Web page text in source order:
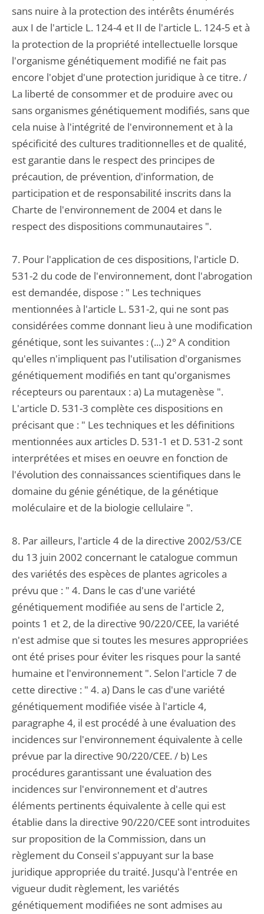
sans nuire à la protection des intérêts énumérés
aux I de l'article L. 124-4 et II de l'article L. 124-5 et à
la protection de la propriété intellectuelle lorsque
l'organisme génétiquement modifié ne fait pas
encore l'objet d'une protection juridique à ce titre. /
La liberté de consommer et de produire avec ou
sans organismes génétiquement modifiés, sans que
cela nuise à l'intégrité de l'environnement et à la
spécificité des cultures traditionnelles et de qualité,
est garantie dans le respect des principes de
précaution, de prévention, d'information, de
participation et de responsabilité inscrits dans la
Charte de l'environnement de 2004 et dans le
respect des dispositions communautaires ".
7. Pour l'application de ces dispositions, l'article D.
531-2 du code de l'environnement, dont l'abrogation
est demandée, dispose : " Les techniques
mentionnées à l'article L. 531-2, qui ne sont pas
considérées comme donnant lieu à une modification
génétique, sont les suivantes : (...) 2° A condition
qu'elles n'impliquent pas l'utilisation d'organismes
génétiquement modifiés en tant qu'organismes
récepteurs ou parentaux : a) La mutagenèse ".
L'article D. 531-3 complète ces dispositions en
précisant que : " Les techniques et les définitions
mentionnées aux articles D. 531-1 et D. 531-2 sont
interprétées et mises en oeuvre en fonction de
l'évolution des connaissances scientifiques dans le
domaine du génie génétique, de la génétique
moléculaire et de la biologie cellulaire ".
8. Par ailleurs, l'article 4 de la directive 2002/53/CE
du 13 juin 2002 concernant le catalogue commun
des variétés des espèces de plantes agricoles a
prévu que : " 4. Dans le cas d'une variété
génétiquement modifiée au sens de l'article 2,
points 1 et 2, de la directive 90/220/CEE, la variété
n'est admise que si toutes les mesures appropriées
ont été prises pour éviter les risques pour la santé
humaine et l'environnement ". Selon l'article 7 de
cette directive : " 4. a) Dans le cas d'une variété
génétiquement modifiée visée à l'article 4,
paragraphe 4, il est procédé à une évaluation des
incidences sur l'environnement équivalente à celle
prévue par la directive 90/220/CEE. / b) Les
procédures garantissant une évaluation des
incidences sur l'environnement et d'autres
éléments pertinents équivalente à celle qui est
établie dans la directive 90/220/CEE sont introduites
sur proposition de la Commission, dans un
règlement du Conseil s'appuyant sur la base
juridique appropriée du traité. Jusqu'à l'entrée en
vigueur dudit règlement, les variétés
génétiquement modifiées ne sont admises au